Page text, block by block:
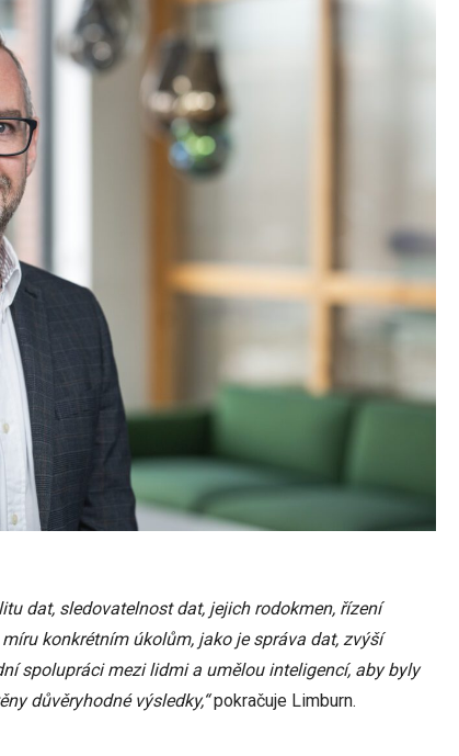
dat, sledovatelnost dat, jejich rodokmen, řízení
konkrétním úkolům, jako je správa dat, zvýší
spolupráci mezi lidmi a umělou inteligencí, aby byly
důvěryhodné výsledky,“pokračuje Limburn.